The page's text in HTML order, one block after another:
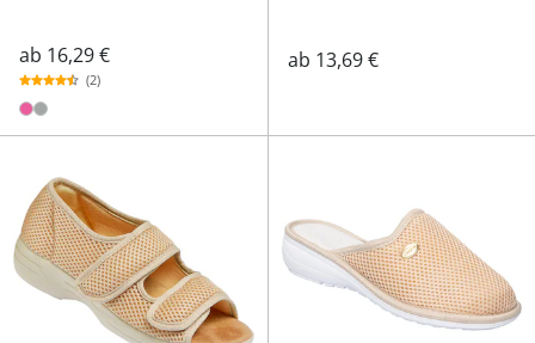
ab 16,29 €
(2)
ab 13,69 €